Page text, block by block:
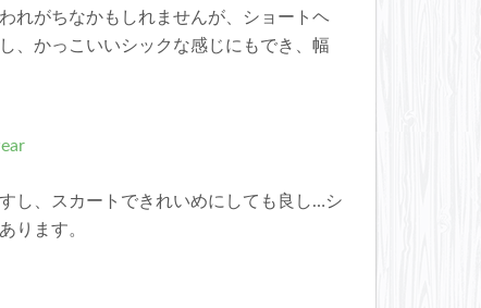
れがちなかもしれませんが、ショートヘ
、かっこいいシックな感じにもでき、幅
し、スカートできれいめにしても良し…シ
ります。